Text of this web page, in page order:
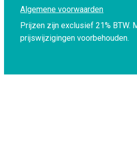
Algemene voorwaarden
Prijzen zijn exclusief 21% BTW.
prijswijzigingen voorbehouden.